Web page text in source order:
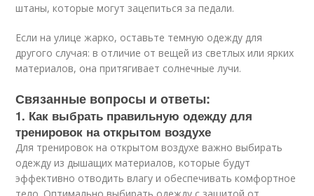
штаны, которые могут зацепиться за педали.
Если на улице жарко, оставьте темную одежду для
другого случая: в отличие от вещей из светлых или ярких
материалов, она притягивает солнечные лучи.
Связанные вопросы и ответы:
1. Как выбрать правильную одежду для
тренировок на открытом воздухе
Для тренировок на открытом воздухе важно выбирать
одежду из дышащих материалов, которые будут
эффективно отводить влагу и обеспечивать комфортное